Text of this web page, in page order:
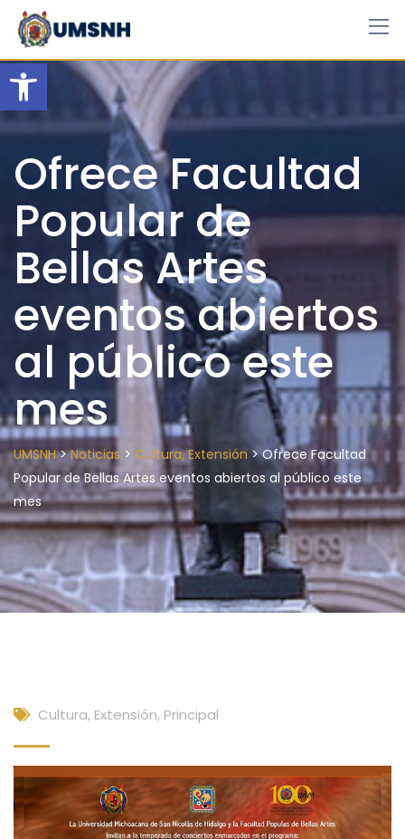
Open toolbar
Skip
content
Ofrece Facultad
Popular de
Bellas Artes
eventos abiertos
al público este
mes
UMSNH>Noticias > Cultura, Extensión >Ofrece Facultad
Popular de Bellas Artes eventos abiertos al público este
mes
Cultura, Extensión, Principal